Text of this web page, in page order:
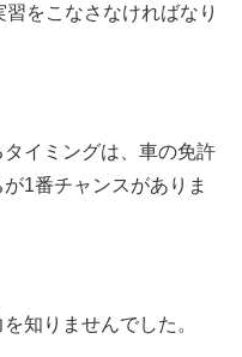
をこなさなければなり
イミングは、車の免許
1番チャンスがありま
知りませんでした。